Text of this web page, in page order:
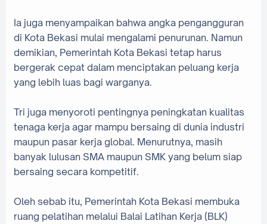
‎Ia juga menyampaikan bahwa angka pengangguran
di Kota Bekasi mulai mengalami penurunan. Namun
demikian, Pemerintah Kota Bekasi tetap harus
bergerak cepat dalam menciptakan peluang kerja
yang lebih luas bagi warganya.
‎Tri juga menyoroti pentingnya peningkatan kualitas
tenaga kerja agar mampu bersaing di dunia industri
maupun pasar kerja global. Menurutnya, masih
banyak lulusan SMA maupun SMK yang belum siap
bersaing secara kompetitif.
‎Oleh sebab itu, Pemerintah Kota Bekasi membuka
ruang pelatihan melalui Balai Latihan Kerja (BLK)